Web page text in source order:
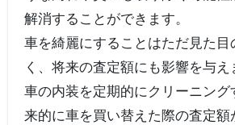
解消することができます。
車を綺麗にすることはただ見た目
く、将来の査定額にも影響を与え
車の内装を定期的にクリーニング
来的に車を買い替えた際の査定額